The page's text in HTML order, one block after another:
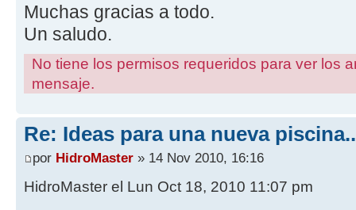
Muchas gracias a todo.
Un saludo.
No tiene los permisos requeridos para ver los
mensaje.
Re: Ideas para una nueva
por HidroMaster » 14 Nov 2010, 16:16
HidroMaster el Lun Oct 18, 2010 11:07 pm